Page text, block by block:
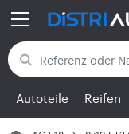
Zurück zu den
Autoteile Reifen